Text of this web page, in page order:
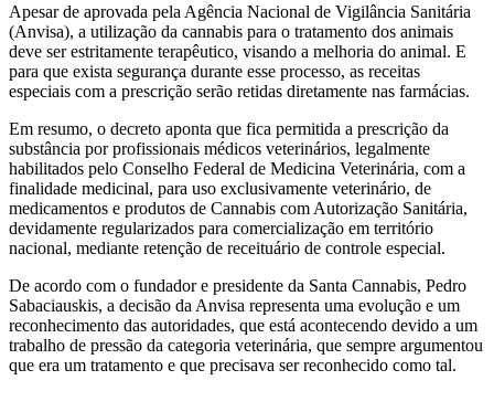
Apesar de aprovada pela Agência Nacional de Vigilância Sanitária
(Anvisa), a utilização da cannabis para o tratamento dos animais
deve ser estritamente terapêutico, visando a melhoria do animal. E
para que exista segurança durante esse processo, as receitas
especiais com a prescrição serão retidas diretamente nas farmácias.
Em resumo, o decreto aponta que fica permitida a prescrição da
substância por profissionais médicos veterinários, legalmente
habilitados pelo Conselho Federal de Medicina Veterinária, com a
finalidade medicinal, para uso exclusivamente veterinário, de
medicamentos e produtos de Cannabis com Autorização Sanitária,
devidamente regularizados para comercialização em território
nacional, mediante retenção de receituário de controle especial.
De acordo com o fundador e presidente da Santa Cannabis, Pedro
Sabaciauskis, a decisão da Anvisa representa uma evolução e um
reconhecimento das autoridades, que está acontecendo devido a um
trabalho de pressão da categoria veterinária, que sempre argumentou
que era um tratamento e que precisava ser reconhecido como tal.